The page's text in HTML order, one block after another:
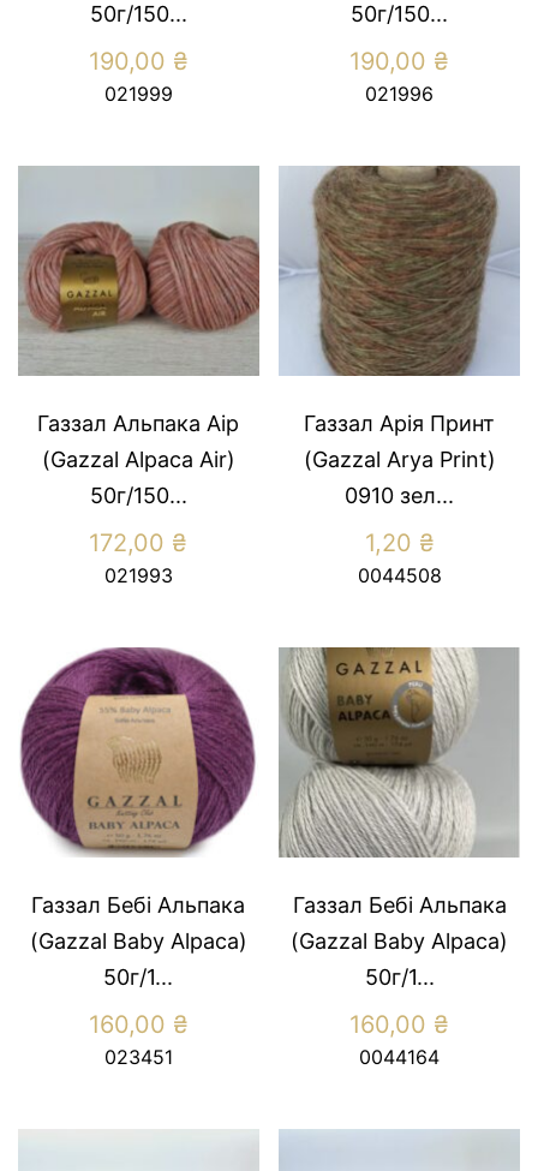
50г/150...
190,00 ₴
021999
50г/150...
190,00 ₴
021996
Газзал Альпака Аір
(Gazzal Alpaca Air)
50г/150...
172,00 ₴
021993
Газзал Арія Принт
(Gazzal Arya Print)
0910 зел...
1,20 ₴
0044508
Газзал Бебі Альпака
(Gazzal Baby Alpaca)
50г/1...
160,00 ₴
023451
Газзал Бебі Альпака
(Gazzal Baby Alpaca)
50г/1...
160,00 ₴
0044164